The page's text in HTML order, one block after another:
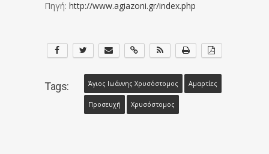
Πηγή: http://www.agiazoni.gr/index.php
Tags: Άγιος Ιωάννης Χρυσόστομος Αμαρτίες
Προσευχή Χρυσόστομος